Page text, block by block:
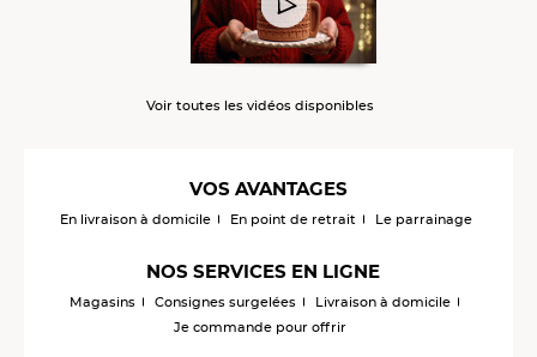
Voir toutes les vidéos disponibles
VOS AVANTAGES
En livraison à domicile En point de retrait Le parrainage
NOS SERVICES EN LIGNE
Magasins Consignes surgelées
Livraison à domicile
Je commande pour offrir